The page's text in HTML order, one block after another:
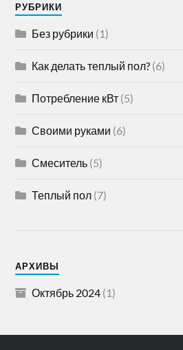
РУБРИКИ
Без рубрики (1)
Как делать теплый пол? (6)
Потребление кВт (5)
Своими руками (6)
Смеситель (5)
Теплый пол (7)
АРХИВЫ
Октябрь 2024 (1)